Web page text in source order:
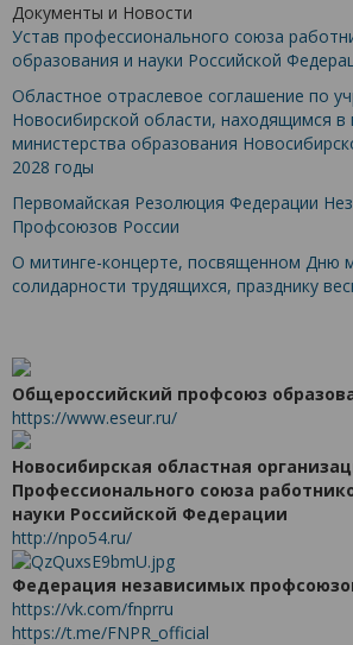
Документы и Новости
Устав профессионального союза
образования и науки Российской
Областное отраслевое соглашение по
Новосибирской области, находящимся в
министерства образования
2028 годы
Первомайская Резолюция Федерации
Профсоюзов России
О митинге-концерте, посвященном Дню
солидарности трудящихся, празднику
Общероссийский профсоюз
https://www.eseur.ru/
Новосибирская областная
Профессионального союза
науки Российской Федерации
http://npo54.ru/
Федерация независимых
https://vk.com/fnprru
https://t.me/FNPR_official